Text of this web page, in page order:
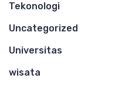
Tekonologi
Uncategorized
Universitas
wisata